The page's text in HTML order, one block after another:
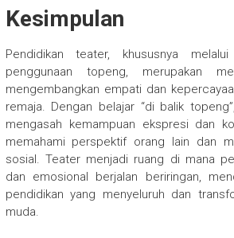
Kesimpulan
Pendidikan teater, khususnya
penggunaan topeng, merupakan
mengembangkan empati dan
remaja. Dengan belajar “di balik
mengasah kemampuan ekspresi dan
memahami perspektif orang lain dan
sosial. Teater menjadi ruang di mana
dan emosional berjalan beriringan,
pendidikan yang menyeluruh dan
muda.